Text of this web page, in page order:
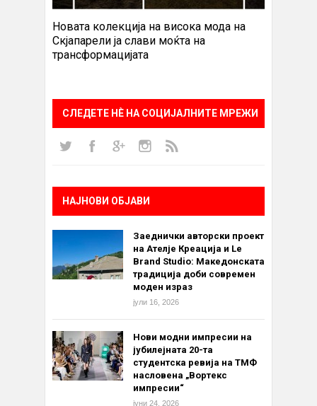
Новата колекција на висока мода на
Скјапарели ја слави моќта на
трансформацијата
СЛЕДЕТЕ НÈ НА СОЦИЈАЛНИТЕ МРЕЖИ
НАЈНОВИ ОБЈАВИ
Заеднички авторски проект
на Ателје Креација и Le
Brand Studio: Македонската
традиција доби современ
моден израз
јули 16, 2026
Нови модни импресии на
јубилејната 20-та
студентска ревија на ТМФ
насловена „Вортекс
импресии“
јуни 24, 2026